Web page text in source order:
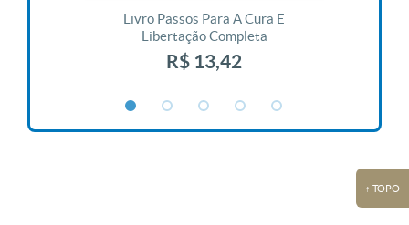
Livro Passos Para A Cura E
Libertação Completa
R$ 13,42
↑ TOPO